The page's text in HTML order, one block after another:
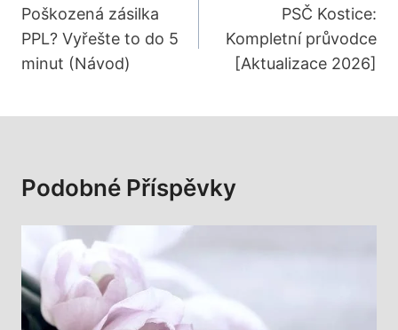
Pro
Příspěvek
Poškozená zásilka
PPL? Vyřešte to do 5
minut (Návod)
PSČ Kostice:
Kompletní průvodce
[Aktualizace 2026]
Podobné Příspěvky